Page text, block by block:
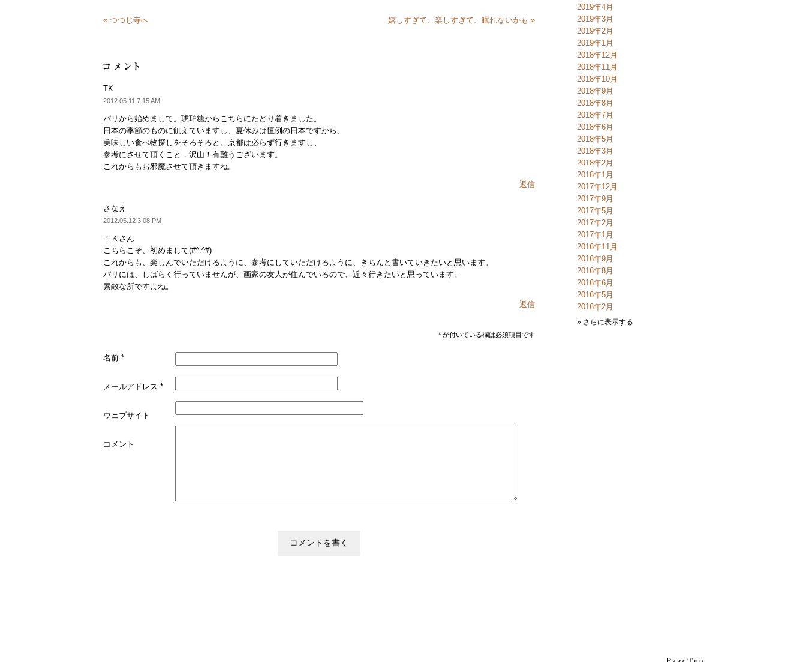
« つつじ寺へ 嬉しすぎて、楽しすぎて、眠れないかも »
TK
2012.05.11 7:15 AM
パリから始めまして。琥珀糖からこちらにたどり着きました。
日本の季節のものに飢えていますし、夏休みは恒例の日本ですから、
美味しい食べ物探しをそろそろと。京都は必らず行きますし、
参考にさせて頂くこと，沢山！有難うございます。
これからもお邪魔させて頂きますね。
返信
さなえ
2012.05.12 3:08 PM
ＴＫさん
こちらこそ、初めまして(#^.^#)
これからも、楽しんでいただけるように、参考にしていただけるように、きちんと書いていきたいと思います。
パリには、しばらく行っていませんが、画家の友人が住んでいるので、近々行きたいと思っています。
素敵な所ですよね。
返信
* が付いている欄は必須項目です
名前 *
メールアドレス *
ウェブサイト
コメント
2019年4月
2019年3月
2019年2月
2019年1月
2018年12月
2018年11月
2018年10月
2018年9月
2018年8月
2018年7月
2018年6月
2018年5月
2018年3月
2018年2月
2018年1月
2017年12月
2017年9月
2017年5月
2017年2月
2017年1月
2016年11月
2016年9月
2016年8月
2016年6月
2016年5月
2016年2月
» さらに表示する